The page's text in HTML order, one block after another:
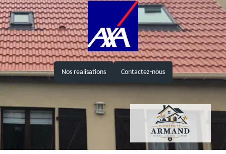
Nos realisations Contactez-nous